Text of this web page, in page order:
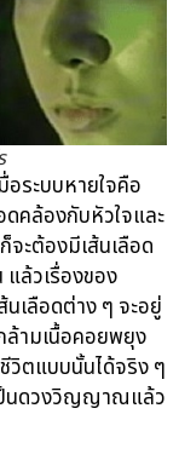
อระบบหายใจคือ
คล้องกับหัวใจและ
ะต้องมีเส้นเลือด
แล้วเรื่องของ
เลือดต่าง ๆ จะอยู่
ล้ามเนื้อคอยพยุง
ชีวิตแบบนั้นได้จริง ๆ
ป็นดวงวิญญาณแล้ว